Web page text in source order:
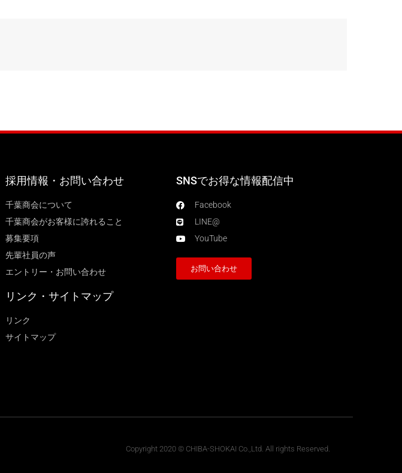
採用情報・お問い合わせ
千葉商会について
千葉商会がお客様に誇れること​
募集要項
先輩社員の声
エントリー・お問い合わせ
リンク・サイトマップ
リンク
サイトマップ
SNSでお得な情報配信中
Facebook
LINE@
YouTube
お問い合わせ
Copyright 2020 © CHIBA-SHOKAI Co.,Ltd. All rights Reserved.